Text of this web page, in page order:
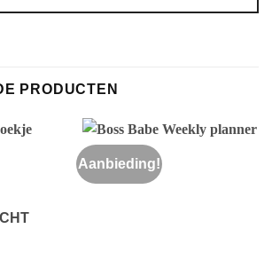
PRODUCTEN
Aanbieding!